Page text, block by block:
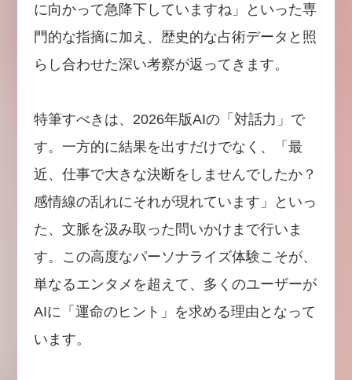
に向かって急降下していますね」といった専
門的な指摘に加え、歴史的な占術データと照
らし合わせた深い考察が返ってきます。
特筆すべきは、2026年版AIの「対話力」で
す。一方的に結果を出すだけでなく、「最
近、仕事で大きな決断をしませんでしたか？
感情線の乱れにそれが現れています」といっ
た、文脈を汲み取った問いかけまで行いま
す。この高度なパーソナライズ体験こそが、
単なるエンタメを超えて、多くのユーザーが
AIに「運命のヒント」を求める理由となって
います。